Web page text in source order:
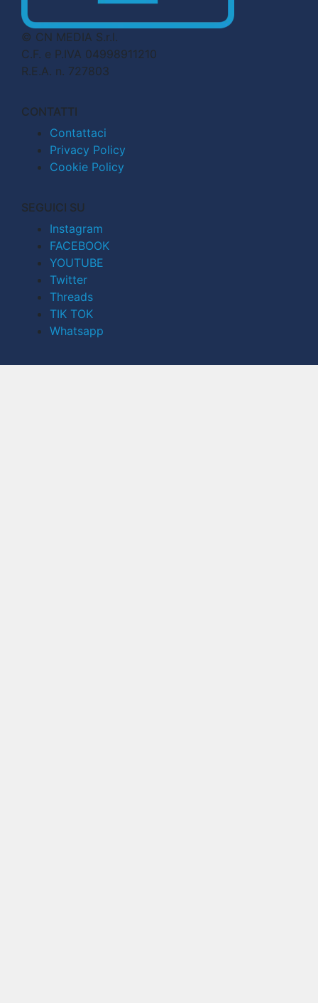
© CN MEDIA S.r.l.
C.F. e P.IVA 04998911210
R.E.A. n. 727803
CONTATTI
Contattaci
Privacy Policy
Cookie Policy
SEGUICI SU
Instagram
FACEBOOK
YOUTUBE
Twitter
Threads
TIK TOK
Whatsapp